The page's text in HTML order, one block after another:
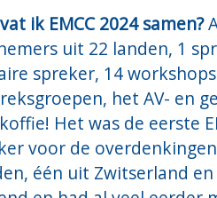
ik EMCC 2024 samen?
uit 22 landen, 1
spreker, 14
het AV- en
Het was de eerste
voor de
één uit Zwitserland